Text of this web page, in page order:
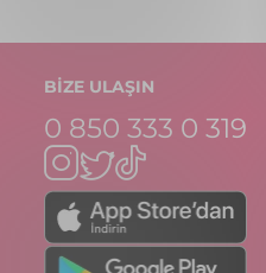
BİZE ULAŞIN
0 850 333 0 319